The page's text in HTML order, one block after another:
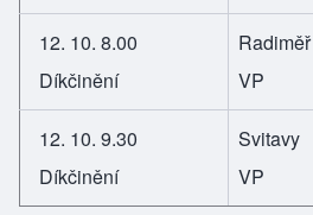
12. 10. 8.00
Díkčinění
Radiměř
VP
12. 10. 9.30
Díkčinění
Svitavy
VP